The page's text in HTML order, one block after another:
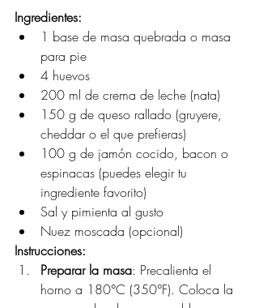
Ingredientes:
1 base de masa quebrada o masa
para pie
4 huevos
200 ml de crema de leche (nata)
150 g de queso rallado (gruyere,
cheddar o el que prefieras)
100 g de jamón cocido, bacon o
espinacas (puedes elegir tu
ingrediente favorito)
Sal y pimienta al gusto
Nuez moscada (opcional)
Instrucciones:
Preparar la masa: Precalienta el
horno a 180°C (350°F). Coloca la